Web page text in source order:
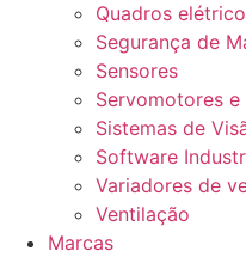
Quadros
Segurança de
Sensores
Servomotores
Sistemas de
Software
Variadores de
Ventilação
Marcas